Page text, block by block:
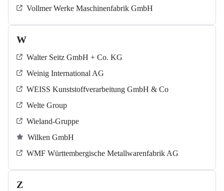
Vollmer Werke Maschinenfabrik GmbH
W
Walter Seitz GmbH + Co. KG
Weinig International AG
WEISS Kunststoffverarbeitung GmbH & Co
Welte Group
Wieland-Gruppe
Wilken GmbH
WMF Württembergische Metallwarenfabrik AG
Z